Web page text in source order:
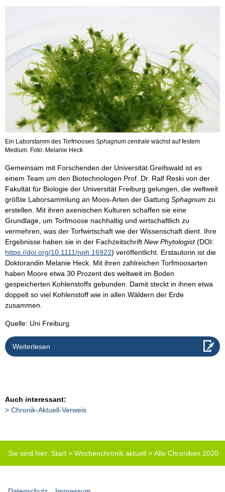
Ein Laborstamm des Torfmooses Sphagnum centrale wächst auf festem
Medium. Foto: Melanie Heck
Gemeinsam mit Forschenden der Universität Greifswald ist es
einem Team um den Biotechnologen Prof. Dr. Ralf Reski von der
Fakultät für Biologie der Universität Freiburg gelungen, die weltweit
größte Laborsammlung an Moos-Arten der Gattung Sphagnum zu
erstellen. Mit ihren axenischen Kulturen schaffen sie eine
Grundlage, um Torfmoose nachhaltig und wirtschaftlich zu
vermehren, was der Torfwirtschaft wie der Wissenschaft dient. Ihre
Ergebnisse haben sie in der Fachzeitschrift New Phytologist(DOI:
https://doi.org/10.1111/nph.16922) veröffentlicht. Erstautorin ist die
Doktorandin Melanie Heck. Mit ihren zahlreichen Torfmoosarten
haben Moore etwa 30 Prozent des weltweit im Boden
gespeicherten Kohlenstoffs gebunden. Damit steckt in ihnen etwa
doppelt so viel Kohlenstoff wie in allen Wäldern der Erde
zusammen.
Quelle: Uni Freiburg
Weiterlesen
Auch interessant:
Chronik-Aktuell-Verweis
Sie sind hier: Start > Wochenchronik aktuell > Alle Chroniken 2020